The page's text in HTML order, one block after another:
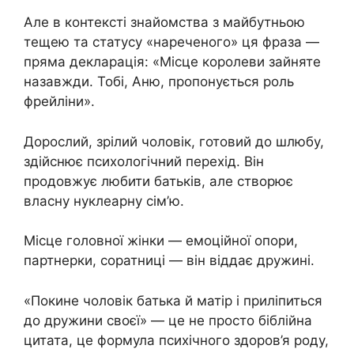
Але в контексті знайомства з майбутньою
тещею та статусу «нареченого» ця фраза —
пряма декларація: «Місце королеви зайняте
назавжди. Тобі, Аню, пропонується роль
фрейліни».
Дорослий, зрілий чоловік, готовий до шлюбу,
здійснює психологічний перехід. Він
продовжує любити батьків, але створює
власну нуклеарну сім’ю.
Місце головної жінки — емоційної опори,
партнерки, соратниці — він віддає дружині.
«Покине чоловік батька й матір і приліпиться
до дружини своєї» — це не просто біблійна
цитата, це формула психічного здоров’я роду,